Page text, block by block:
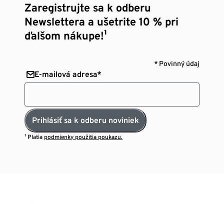
Zaregistrujte sa k odberu
Newslettera a ušetrite 10 % pri
ďalšom nákupe!¹
* Povinný údaj
E-mailová adresa*
Prihlásiť sa k odberu noviniek
¹ Platia podmienky použitia poukazu.